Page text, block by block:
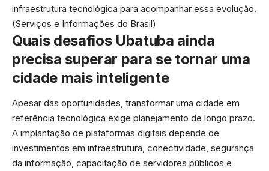
infraestrutura tecnológica para acompanhar essa evolução.
(Serviços e Informações do Brasil)
Quais desafios Ubatuba ainda
precisa superar para se tornar uma
cidade mais inteligente
Apesar das oportunidades, transformar uma cidade em
referência tecnológica exige planejamento de longo prazo.
A implantação de plataformas digitais depende de
investimentos em infraestrutura, conectividade, segurança
da informação, capacitação de servidores públicos e